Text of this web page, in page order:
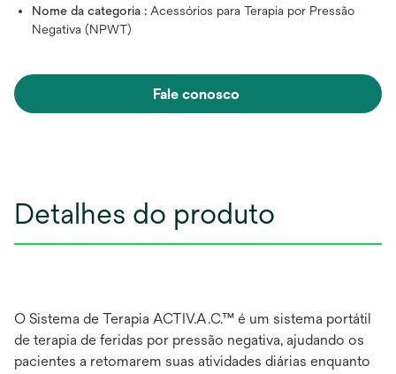
Nome da categoria : Acessórios para Terapia por Pressão
Negativa (NPWT)
Fale conosco
Detalhes do produto
O Sistema de Terapia ACTIV.A.C.™ é um sistema portátil
de terapia de feridas por pressão negativa, ajudando os
pacientes a retomarem suas atividades diárias enquanto